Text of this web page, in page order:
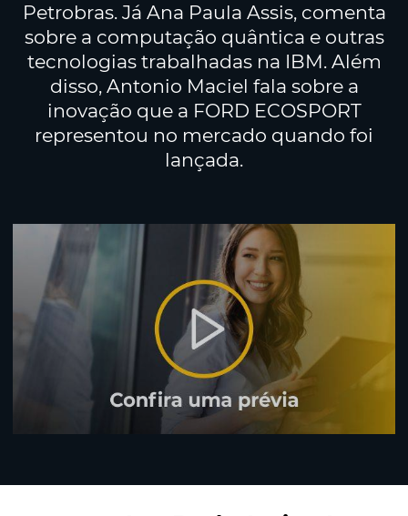
Petrobras. Já Ana Paula Assis, comenta
sobre a computação quântica e outras
tecnologias trabalhadas na IBM. Além
disso, Antonio Maciel fala sobre a
inovação que a FORD ECOSPORT
representou no mercado quando foi
lançada.